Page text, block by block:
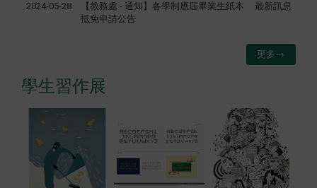
2024-05-28
【教務處 - 通知】各學制應屆畢業生紙本
抵免申請公告
最新訊息
更多→
學生習作展